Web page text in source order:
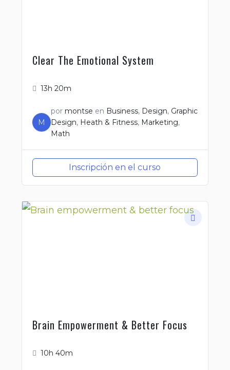
Clear The Emotional System
13h 20m
M
por montse en Business, Design, Graphic
Design, Heath & Fitness, Marketing,
Math
Inscripción en el curso
Brain Empowerment & Better Focus
10h 40m